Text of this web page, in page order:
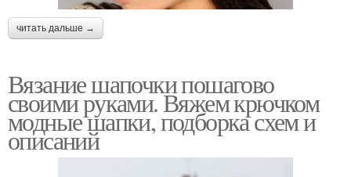
читать дальше →
Вязание шапочки пошагово
своими руками. Вяжем крючком
модные шапки, подборка схем и
описаний